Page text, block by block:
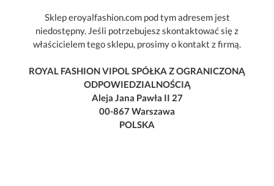
Sklep eroyalfashion.com pod tym adresem jest
niedostępny. Jeśli potrzebujesz skontaktować się z
właścicielem tego sklepu, prosimy o kontakt z firmą.
ROYAL FASHION VIPOL SPÓŁKA Z OGRANICZONĄ
ODPOWIEDZIALNOŚCIĄ
Aleja Jana Pawła II 27
00-867 Warszawa
POLSKA